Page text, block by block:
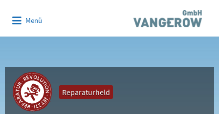
Menü
Reparaturheld